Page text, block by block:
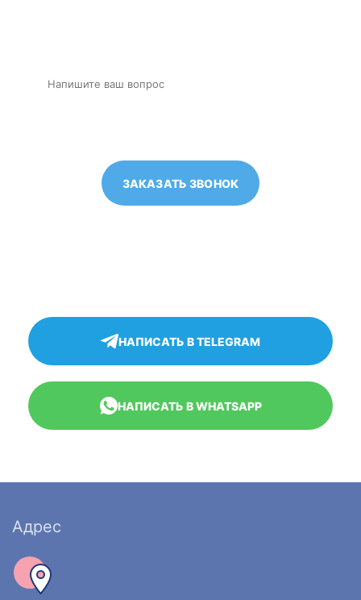
НАПИСАТЬ В TELEGRAM
НАПИСАТЬ В WHATSAPP
Адрес